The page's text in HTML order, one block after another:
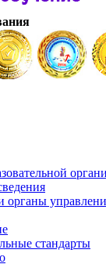
органы
стандарты